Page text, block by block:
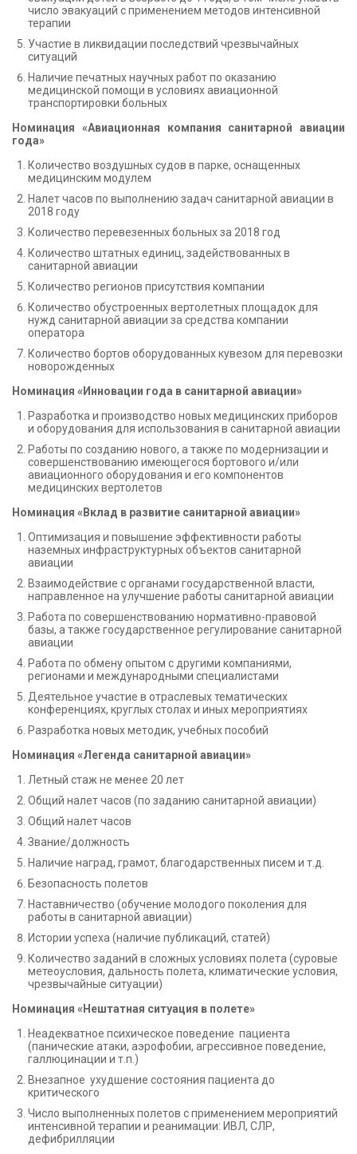
число эвакуаций с применением методов интенсивной
терапии
Участие в ликвидации последствий чрезвычайных
ситуаций
Наличие печатных научных работ по оказанию
медицинской помощи в условиях авиационной
транспортировки больных
Номинация «Авиационная компания санитарной авиации
года»
Количество воздушных судов в парке, оснащенных
медицинским модулем
Налет часов по выполнению задач санитарной авиации в
2018 году
Количество перевезенных больных за 2018 год
Количество штатных единиц, задействованных в
санитарной авиации
Количество регионов присутствия компании
Количество обустроенных вертолетных площадок для
нужд санитарной авиации за средства компании
оператора
Количество бортов оборудованных кувезом для перевозки
новорожденных
Номинация «Инновации года в санитарной авиации»
Разработка и производство новых медицинских приборов
и оборудования для использования в санитарной авиации
Работы по созданию нового, а также по модернизации и
совершенствованию имеющегося бортового и/или
авиационного оборудования и его компонентов
медицинских вертолетов
Номинация «Вклад в развитие санитарной авиации»
Оптимизация и повышение эффективности работы
наземных инфраструктурных объектов санитарной
авиации
Взаимодействие с органами государственной власти,
направленное на улучшение работы санитарной авиации
Работа по совершенствованию нормативно-правовой
базы, а также государственное регулирование санитарной
авиации
Работа по обмену опытом с другими компаниями,
регионами и международными специалистами
Деятельное участие в отраслевых тематических
конференциях, круглых столах и иных мероприятиях
Разработка новых методик, учебных пособий
Номинация «Легенда санитарной авиации»
Летный стаж не менее 20 лет
Общий налет часов (по заданию санитарной авиации)
Общий налет часов
Звание/должность
Наличие наград, грамот, благодарственных писем и т.д.
Безопасность полетов
Наставничество (обучение молодого поколения для
работы в санитарной авиации)
Истории успеха (наличие публикаций, статей)
Количество заданий в сложных условиях полета (суровые
метеоусловия, дальность полета, климатические условия,
чрезвычайные ситуации)
Номинация «Нештатная ситуация в полете»
Неадекватное психическое поведение пациента
(панические атаки, аэрофобии, агрессивное поведение,
галлюцинации и т.п.)
Внезапное ухудшение состояния пациента до
критического
Число выполненных полетов с применением мероприятий
интенсивной терапии и реанимации: ИВЛ, СЛР,
дефибрилляции